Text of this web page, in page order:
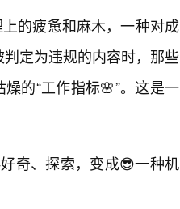
上的疲惫和麻木，一种对成
判定为违规的内容时，那些
的“工作指标🌸”。这是一
奇、探索，变成😎一种机